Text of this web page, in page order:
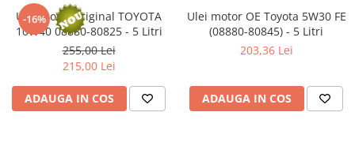
Amortizor portbagaj/hayon
Suspensie
Amortizor
Pivot suspensie
Ambreiaj
Ulei motor KIA
Ulei motor SUZUKI
■ Ulei motor PETRONAS
-16%
Ulei motor original TOYOTA
10W40 08880-80825 - 5 Litri
255,00 Lei
215,00 Lei
ADAUGA IN COS
Ulei motor OE Toyota 5W30 FE
(08880-80845) - 5 Litri
203,36 Lei
ADAUGA IN COS